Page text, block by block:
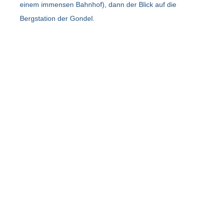
einem immensen Bahnhof), dann der Blick auf die
Bergstation der Gondel.